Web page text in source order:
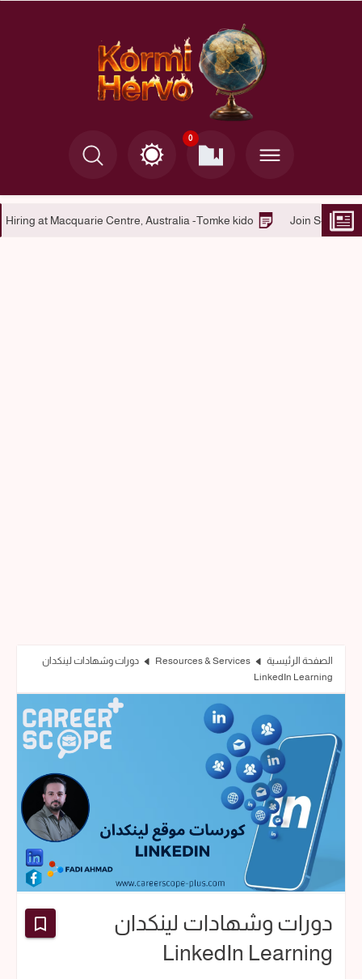
0
Hiring at Macquarie Centre, Australia -
kido Platform Services
الصفحة الرئيسية Resources & Services
دورات وشهادات لينكدان
LinkedIn Learning
دورات وشهادات لينكدان
LinkedIn Learning